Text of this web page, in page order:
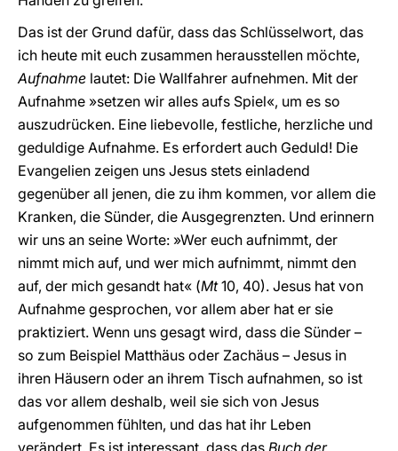
Das ist der Grund dafür, dass das Schlüsselwort, das
ich heute mit euch zusammen herausstellen möchte,
Aufnahme lautet: Die Wallfahrer aufnehmen. Mit der
Aufnahme »setzen wir alles aufs Spiel«, um es so
auszudrücken. Eine liebevolle, festliche, herzliche und
geduldige Aufnahme. Es erfordert auch Geduld! Die
Evangelien zeigen uns Jesus stets einladend
gegenüber all jenen, die zu ihm kommen, vor allem die
Kranken, die Sünder, die Ausgegrenzten. Und erinnern
wir uns an seine Worte: »Wer euch aufnimmt, der
nimmt mich auf, und wer mich aufnimmt, nimmt den
auf, der mich gesandt hat« (Mt10, 40). Jesus hat von
Aufnahme gesprochen, vor allem aber hat er sie
praktiziert. Wenn uns gesagt wird, dass die Sünder –
so zum Beispiel Matthäus oder Zachäus – Jesus in
ihren Häusern oder an ihrem Tisch aufnahmen, so ist
das vor allem deshalb, weil sie sich von Jesus
aufgenommen fühlten, und das hat ihr Leben
verändert. Es ist interessant, dass das Buch der